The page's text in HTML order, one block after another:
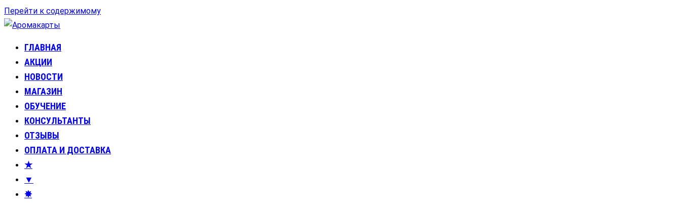
Перейти к содержимому
Аромакарты
Психологические эфирные карты • Аромапсихология
ГЛАВНАЯ
АКЦИИ
НОВОСТИ
МАГАЗИН
ОБУЧЕНИЕ
КОНСУЛЬТАНТЫ
ОТЗЫВЫ
ОПЛАТА И ДОСТАВКА
★
▼
✸